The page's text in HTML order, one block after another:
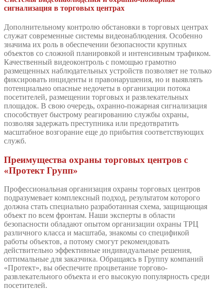
сигнализация в торговых центрах
Дополнительному контролю обстановки в торговых центрах
служат современные системы видеонаблюдения. Особенно
значима их роль в обеспечении безопасности крупных
объектов со сложной планировкой и интенсивным трафиком.
Качественный видеоконтроль с помощью грамотно
размещенных наблюдательных устройств позволяет не только
фиксировать инциденты и правонарушения, но и выявлять
потенциально опасные недочеты в организации потока
посетителей, размещении торговых и развлекательных
площадок. В свою очередь, охранно-пожарная сигнализация
способствует быстрому реагированию службы охраны,
позволяя задержать преступника или предотвратить
масштабное возгорание еще до прибытия соответствующих
служб.
Преимущества охраны торговых центров с
«Протект Групп»
Профессиональная организация охраны торговых центров
подразумевает комплексный подход, результатом которого
должна стать специально разработанная схема, защищающая
объект по всем фронтам. Наши эксперты в области
безопасности обладают опытом организации охраны ТРЦ
различного класса и масштаба, знакомы со спецификой
работы объектов, а потому смогут рекомендовать
действительно эффективные индивидуальные решения,
оптимальные для заказчика. Обращаясь в Группу компаний
«Протект», вы обеспечите процветание торгово-
развлекательного объекта и его высокую популярность среди
посетителей.